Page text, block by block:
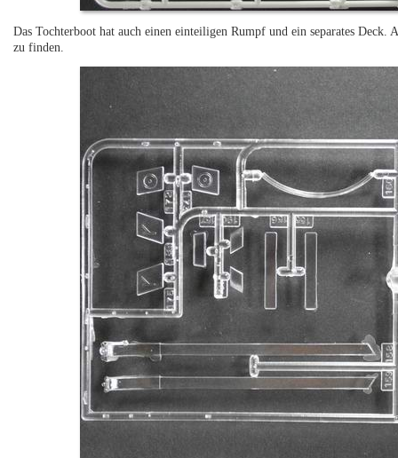
Das Tochterboot hat auch einen einteiligen Rumpf und ein separates
zu finden.